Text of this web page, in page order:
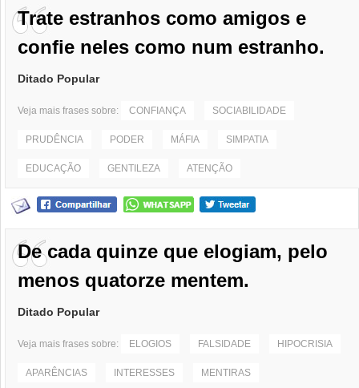
Trate estranhos como amigos e
confie neles como num estranho.
Ditado Popular
Veja mais frases sobre: CONFIANÇA SOCIABILIDADE
PRUDÊNCIA PODER MÁFIA SIMPATIA
EDUCAÇÃO GENTILEZA ATENÇÃO
De cada quinze que elogiam, pelo
menos quatorze mentem.
Ditado Popular
Veja mais frases sobre: ELOGIOS FALSIDADE HIPOCRISIA
APARÊNCIAS INTERESSES MENTIRAS